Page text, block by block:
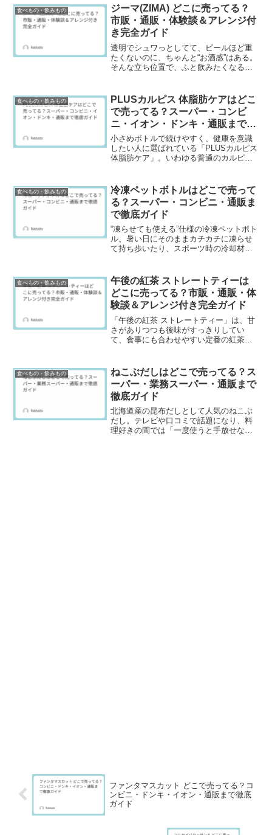
多いお酒です。ただ、定番のジャック
（Old No.7）に比...
食べもの・飲みもの
ジーマ(ZIMA) どこに売ってる？
市販・通販・体験談＆アレンジ付
き完全ガイド
透明でシュワっとしてて、ビールほど重
たくないのに、ちゃんと“お酒感”はある。
そんな立ち位置で、ふと飲みたくなるの
って置いてあったり無かったり、入荷が
不定期だったりし...
食べもの・飲みもの
PLUSカルピス 体脂肪ケアはどこ
で売ってる？スーパー・コンビ
ニ・イオン・ドンキ・通販まで徹
底ガイド
小さめボトルで続けやすく、健康を意識
したい人に選ばれている「PLUSカルピス
体脂肪ケア」。いわゆる普通のカルピス
の記事では、PLUSカルピス 体脂肪ケア
がどこで売って...
食べもの・飲みもの
冷凍ペットボトルはどこで売って
る？スーパー・コンビニ・通販ま
で徹底ガイド
“凍らせても使える”仕様の冷凍ペットボト
ル。暑い日にそのままカチカチに凍らせ
て持ち歩いたり、スポーツ時の冷却材代
るの？」「通常のペットボトルでも凍ら
せていい？」と疑問の...
食べもの・飲みもの
午後の紅茶 ストレートティーは
どこに売ってる？市販・通販・体
験談＆アレンジ付き完全ガイド
「午後の紅茶 ストレートティー」は、甘
さがありつつも後味がすっきりしてい
て、食事にも合わせやすい定番の紅茶飲
るのにストレートだけ無い」「特売の時
だけ出てて、普段は棚から...
食べもの・飲みもの
ねこぶだしはどこで売ってる？ス
ーパー・業務スーパー・通販まで
徹底ガイド
北海道産の昆布だしとして人気のねこぶ
だし。テレビや口コミで話題になり、料
理好きの間では「一度使うと手放せな
ファンタマスカット どこで売ってる？コ
ンビニ・ドンキ・イオン・通販まで徹底
ガイド